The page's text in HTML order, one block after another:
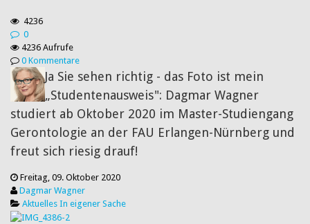
4236
0
4236 Aufrufe
0 Kommentare
Ja Sie sehen richtig - das Foto ist mein
„Studentenausweis": Dagmar Wagner
studiert ab Oktober 2020 im Master-Studiengang
Gerontologie an der FAU Erlangen-Nürnberg und
freut sich riesig drauf!
Freitag, 09. Oktober 2020
Dagmar Wagner
Aktuelles In eigener Sache